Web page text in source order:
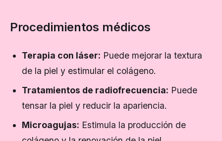
Procedimientos médicos
Terapia con láser: Puede mejorar la textura
de la piel y estimular el colágeno.
Tratamientos de radiofrecuencia: Puede
tensar la piel y reducir la apariencia.
Microagujas: Estimula la producción de